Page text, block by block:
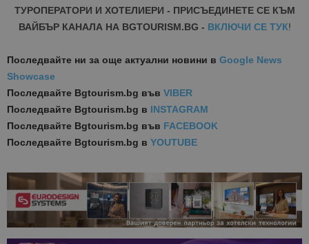
ТУРОПЕРАТОРИ И ХОТЕЛИЕРИ - ПРИСЪЕДИНЕТЕ СЕ КЪМ
ВАЙБЪР КАНАЛА НА BGTOURISM.BG - ВКЛЮЧИ СЕ ТУК!
Последвайте ни за още актуални новини в Google News
Showcase
Последвайте Bgtourism.bg във VIBER
Последвайте Bgtourism.bg в INSTAGRAM
Последвайте Bgtourism.bg във FACEBOOK
Последвайте Bgtourism.bg в YOUTUBE